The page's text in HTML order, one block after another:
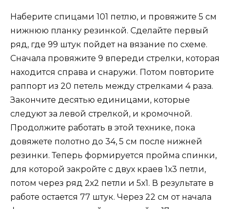
Наберите спицами 101 петлю, и провяжите 5 см
нижнюю планку резинкой. Сделайте первый
ряд, где 99 штук пойдет на вязание по схеме.
Сначала провяжите 9 впереди стрелки, которая
находится справа и снаружи. Потом повторите
раппорт из 20 петель между стрелками 4 раза.
Закончите десятью единицами, которые
следуют за левой стрелкой, и кромочной.
Продолжите работать в этой технике, пока
довяжете полотно до 34, 5 см после нижней
резинки. Теперь формируется пройма спинки,
для которой закройте с двух краев 1х3 петли,
потом через ряд 2х2 петли и 5х1. В результате в
работе остается 77 штук. Через 22 см от начала